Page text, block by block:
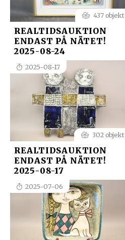
437 objekt
REALTIDSAUKTION
ENDAST PÅ NÄTET!
2025-08-24
2025-08-17
302 objekt
REALTIDSAUKTION
ENDAST PÅ NÄTET!
2025-08-17
2025-07-06